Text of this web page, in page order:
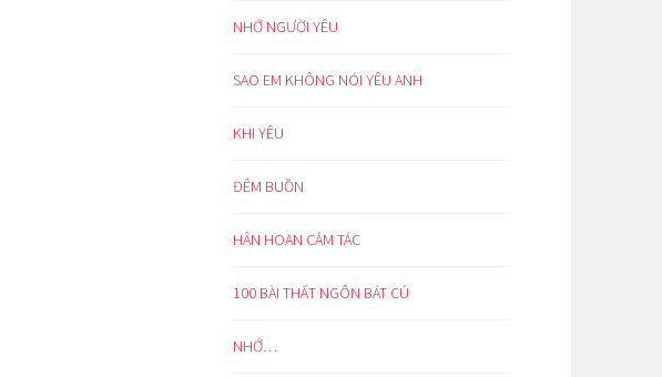
NHỚ NGƯỜI YÊU
SAO EM KHÔNG NÓI YÊU ANH
KHI YÊU
ĐÊM BUỒN
HÂN HOAN CẢM TÁC
100 BÀI THẤT NGÔN BÁT CÚ
NHỚ…